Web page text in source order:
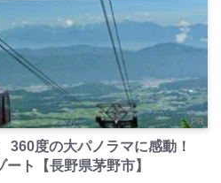
PR
360度の大パノラマに感動！
ト【長野県茅野市】